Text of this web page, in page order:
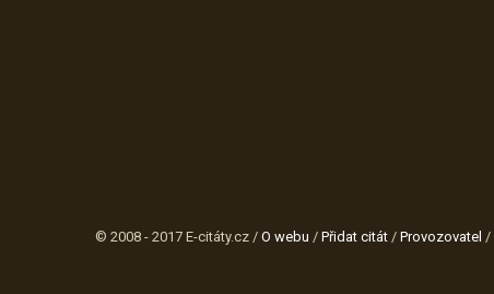
© 2008 - 2017 E-citáty.cz / O webu / Přidat citát / Provozovatel /